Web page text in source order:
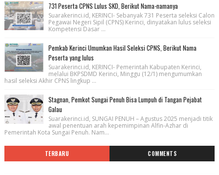
731 Peserta CPNS Lulus SKD, Berikut Nama-namanya
Suarakerinci.id, KERINCI- Sebanyak 731 Peserta seleksi Calon
Pegawai Negeri Sipil (CPNS) Kerinci, dinyatakan lulus seleksi
Kompetensi Dasar ...
Pemkab Kerinci Umumkan Hasil Seleksi CPNS, Berikut Nama
Peserta yang lulus
Suarakerinci.id, KERINCI- Pemerintah Kabupaten Kerinci,
melalui BKPSDMD Kerinci, Minggu (12/1) mengumumkan
hasil seleksi Akhir CPNS lingkup ...
Stagnan, Pemkot Sungai Penuh Bisa Lumpuh di Tangan Pejabat
Galau
Suarakerinci.id, SUNGAI PENUH – Agustus 2025 menjadi titik
awal penentuan arah kepemimpinan Alfin-Azhar di
Pemerintah Kota Sungai Penuh. Nam...
TERBARU COMMENTS